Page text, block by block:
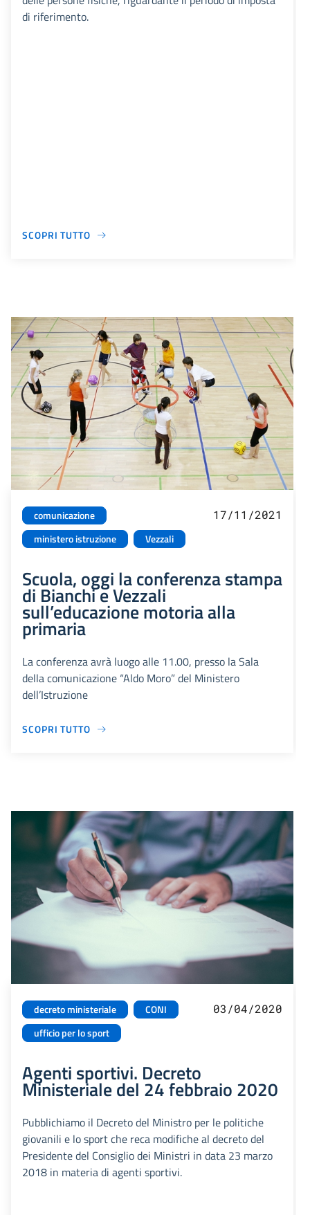
di riferimento.
SCOPRI TUTTO
comunicazione
ministero istruzione
Vezzali
17/11/2021
Scuola, oggi la conferenza stampa
di Bianchi e Vezzali
sull’educazione motoria alla
primaria
La conferenza avrà luogo alle 11.00, presso la Sala
della comunicazione “Aldo Moro” del Ministero
dell’Istruzione
SCOPRI TUTTO
decreto ministeriale
CONI
ufficio per lo sport
03/04/2020
Agenti sportivi. Decreto
Ministeriale del 24 febbraio 2020
Pubblichiamo il Decreto del Ministro per le politiche
giovanili e lo sport che reca modifiche al decreto del
Presidente del Consiglio dei Ministri in data 23 marzo
2018 in materia di agenti sportivi.